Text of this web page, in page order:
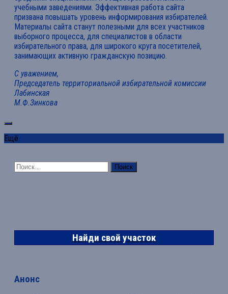
учебными заведениями. Эффективная работа сайта
призвана повышать уровень информирования избирателей.
Материалы сайта станут полезными для всех участников
выборного процесса, для специалистов в области
избирательного права, для широкого круга посетителей,
занимающих активную гражданскую позицию.
С уважением,
Председатель территориальной избирательной комиссии
Лабинская
М.Ф.Зинкова
Ещё
Найти:
Найди свой участок
Анонс